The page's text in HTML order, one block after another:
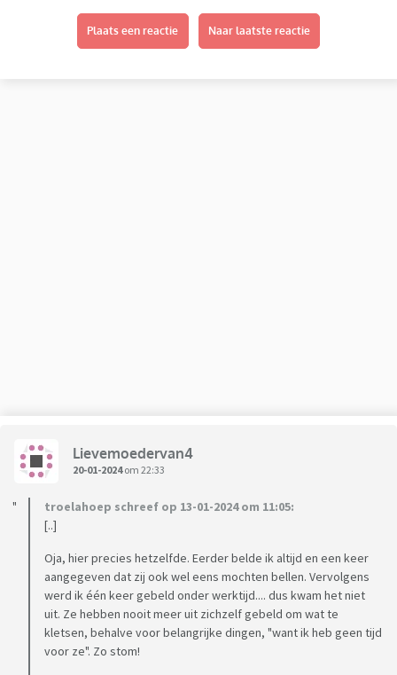
Plaats een reactie Naar laatste reactie
Lievemoedervan4
20-01-2024om 22:33
troelahoep schreef op 13-01-2024 om 11:05:
[..]
Oja, hier precies hetzelfde. Eerder belde ik altijd en een keer
aangegeven dat zij ook wel eens mochten bellen. Vervolgens
werd ik één keer gebeld onder werktijd.... dus kwam het niet
uit. Ze hebben nooit meer uit zichzelf gebeld om wat te
kletsen, behalve voor belangrijke dingen, "want ik heb geen tijd
voor ze". Zo stom!